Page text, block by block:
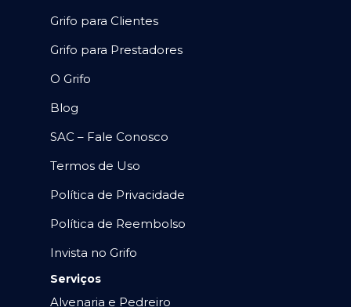
Grifo para Clientes
Grifo para Prestadores
O Grifo
Blog
SAC – Fale Conosco
Termos de Uso
Política de Privacidade
Política de Reembolso
Invista no Grifo
Serviços
Alvenaria e Pedreiro